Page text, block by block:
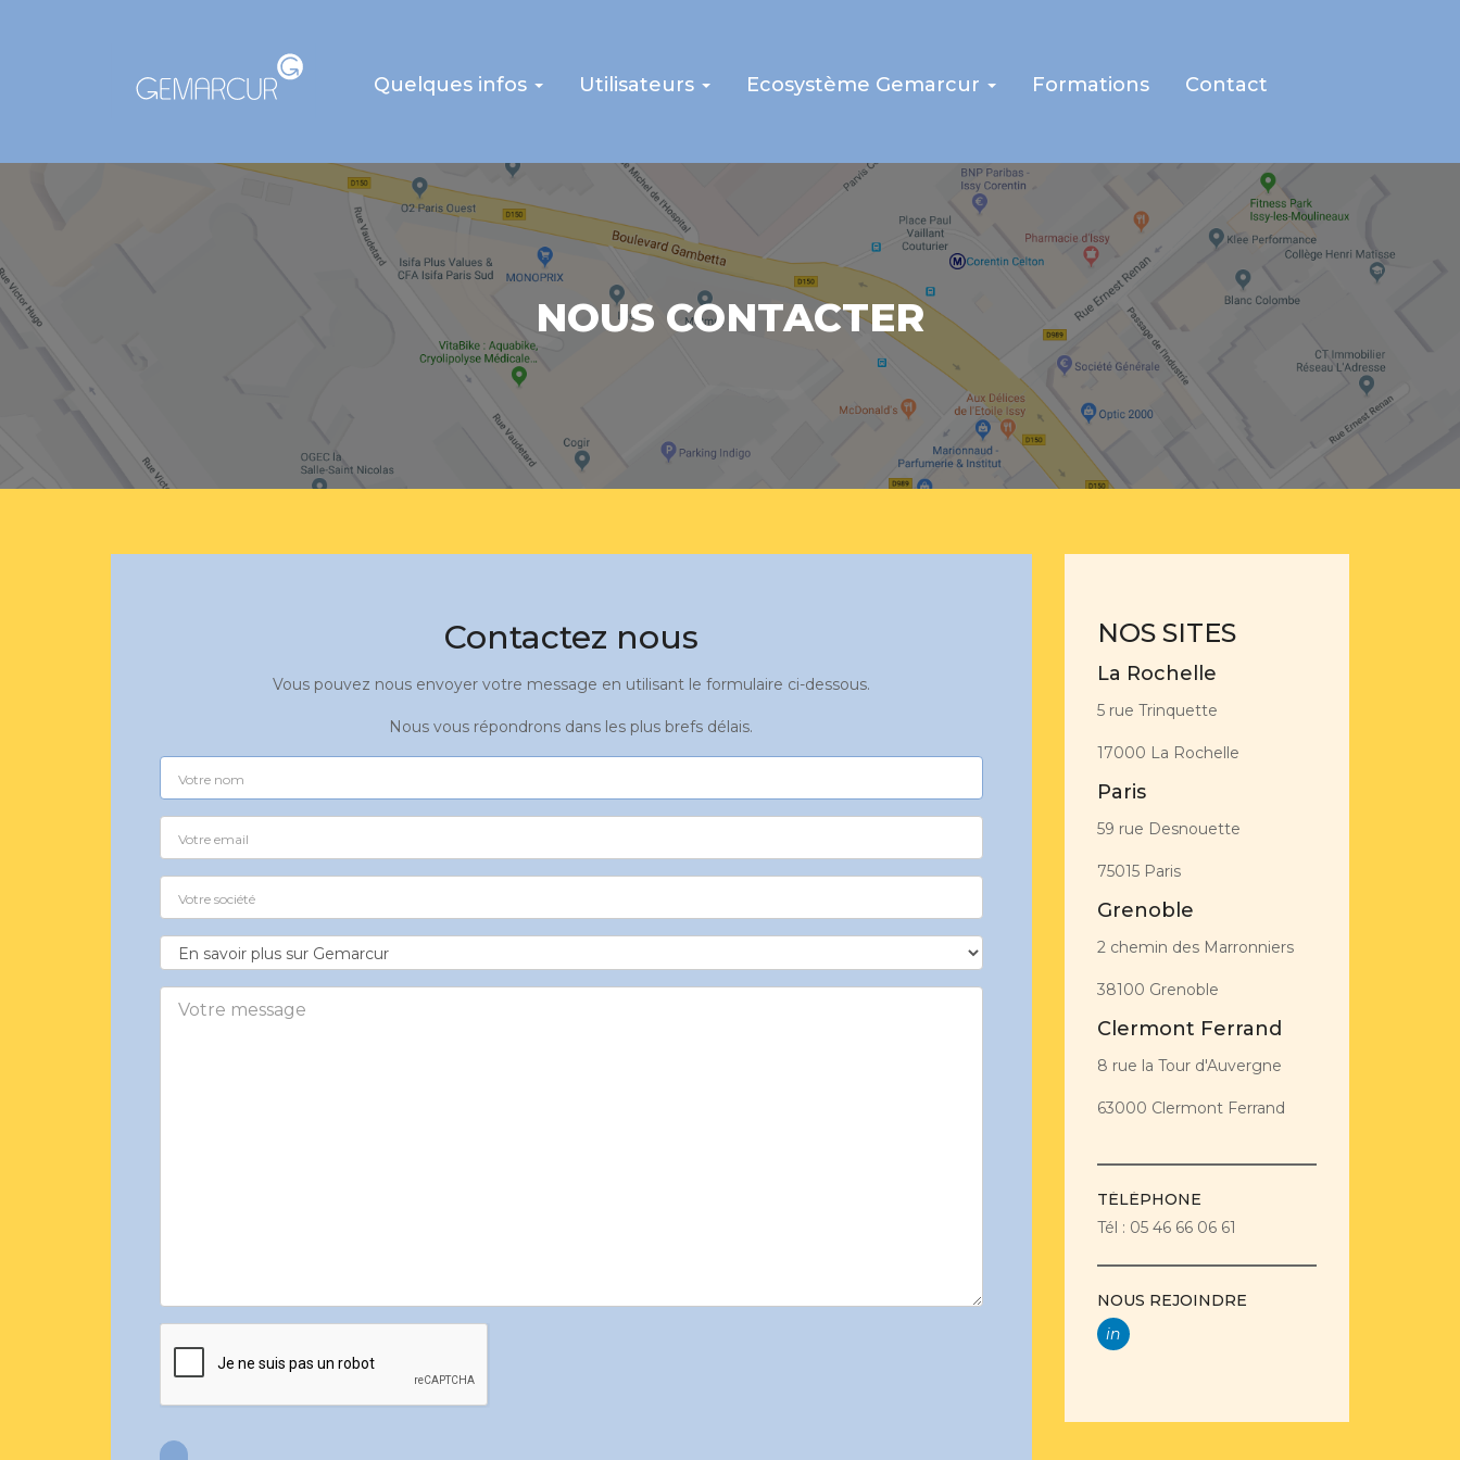
Quelques infos Utilisateurs Ecosystème Gemarcur Formations Contact
NOUS CONTACTER
Contactez nous
Vous pouvez nous envoyer votre message en utilisant le formulaire ci-dessous.
Nous vous répondrons dans les plus brefs délais.
NOS SITES
La Rochelle
5 rue Trinquette
17000 La Rochelle
Paris
59 rue Desnouette
75015 Paris
Grenoble
2 chemin des Marronniers
38100 Grenoble
Clermont Ferrand
8 rue la Tour d'Auvergne
63000 Clermont Ferrand
TÉLÉPHONE
Tél : 05 46 66 06 61
NOUS REJOINDRE
in